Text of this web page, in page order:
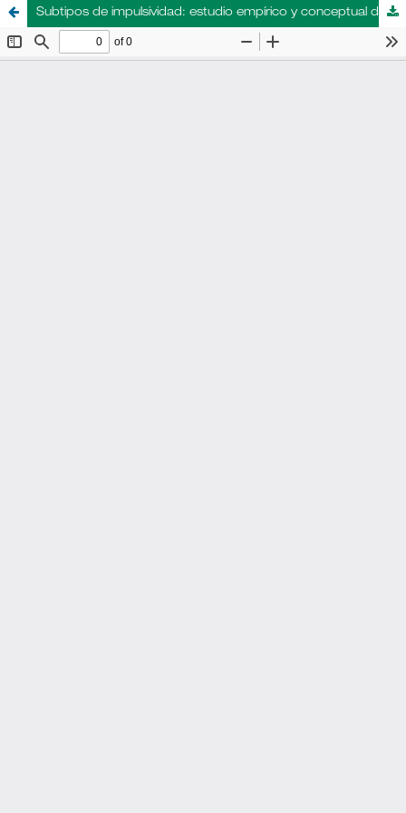
Subtipos de impulsividad: estudio empírico y conceptual de un fenómeno multidimensional